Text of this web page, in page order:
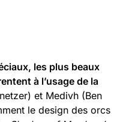
les plus beaux
à l’usage de la
et Medivh (Ben
le design des orcs